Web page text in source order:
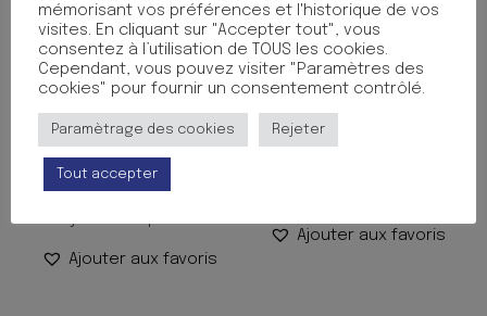
POCHETTE NYLON ZIPPER
A4
8.50€ TTC
Ajouter aux favoris
NOTES ADHESIVES C?UR
4.50
Ajouter aux favoris
mémorisant vos préférences et l'historique de vos
visites. En cliquant sur "Accepter tout", vous
consentez à l’utilisation de TOUS les cookies.
Cependant, vous pouvez visiter "Paramètres des
cookies" pour fournir un consentement contrôlé.
Paramètrage des cookies Rejeter
Tout accepter